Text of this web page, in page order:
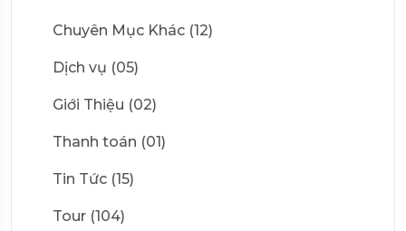
Chuyên Mục Khác (12)
Dịch vụ (05)
Giới Thiệu (02)
Thanh toán (01)
Tin Tức (15)
Tour (104)